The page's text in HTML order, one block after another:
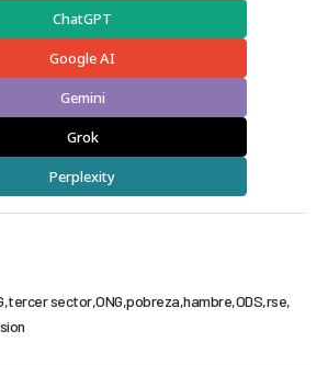
ChatGPT
Google AI
Gemini
Grok
Perplexity
tercer sector ONG pobreza hambre ODS rse